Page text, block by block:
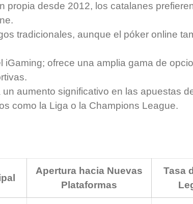
propia desde 2012, los catalanes
tradicionales, aunque el póker online
iGaming; ofrece una amplia gama de
aumento significativo en las apuestas
como la Liga o la Champions League.
Apertura hacia Nuevas
Plataformas
Tasa